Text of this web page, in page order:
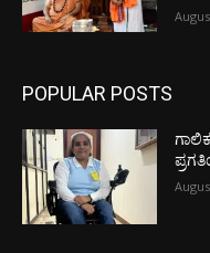
POPULAR POSTS